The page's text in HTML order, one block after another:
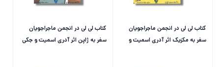
کتاب لی لی در انجمن ماجراجویان
سفر به مکزیک اثر آدری اسمیت و
کتاب لی لی در انجمن ماجراجویان
سفر به ژاپن اثر آدری اسمیت و جکی